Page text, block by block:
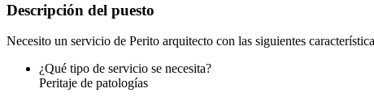
Descripción del puesto
Necesito un servicio de Perito arquitecto con las siguientes
¿Qué tipo de servicio se necesita?
Peritaje de patologías